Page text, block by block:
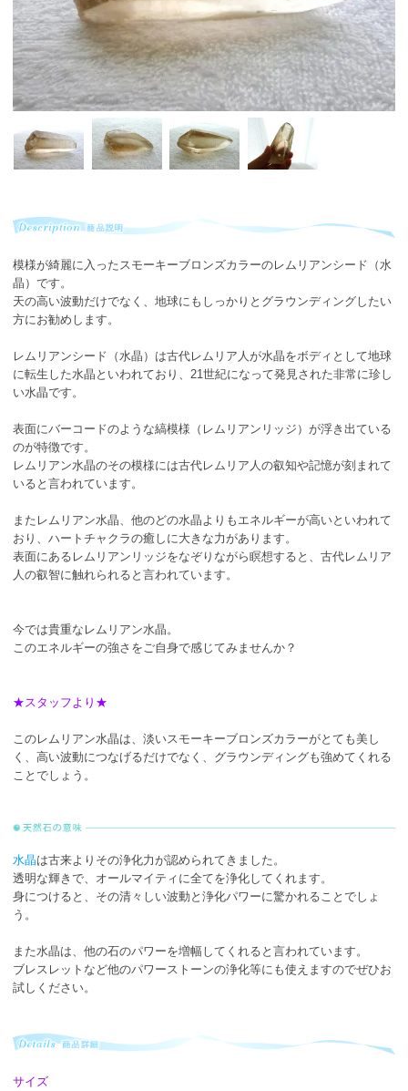
模様が綺麗に入ったスモーキーブロンズカラーのレムリアンシード（水
晶）です。
天の高い波動だけでなく、地球にもしっかりとグラウンディングしたい
方にお勧めします。
レムリアンシード（水晶）は古代レムリア人が水晶をボディとして地球
に転生した水晶といわれており、21世紀になって発見された非常に珍し
い水晶です。
表面にバーコードのような縞模様（レムリアンリッジ）が浮き出ている
のが特徴です。
レムリアン水晶のその模様には古代レムリア人の叡知や記憶が刻まれて
いると言われています。
またレムリアン水晶、他のどの水晶よりもエネルギーが高いといわれて
おり、ハートチャクラの癒しに大きな力があります。
表面にあるレムリアンリッジをなぞりながら瞑想すると、古代レムリア
人の叡智に触れられると言われています。
今では貴重なレムリアン水晶。
このエネルギーの強さをご自身で感じてみませんか？
★スタッフより★
このレムリアン水晶は、淡いスモーキーブロンズカラーがとても美し
く、高い波動につなげるだけでなく、グラウンディングも強めてくれる
ことでしょう。
水晶は古来よりその浄化力が認められてきました。
透明な輝きで、オールマイティに全てを浄化してくれます。
身につけると、その清々しい波動と浄化パワーに驚かれることでしょ
う。
また水晶は、他の石のパワーを増幅してくれると言われています。
ブレスレットなど他のパワーストーンの浄化等にも使えますのでぜひお
試しください。
サイズ